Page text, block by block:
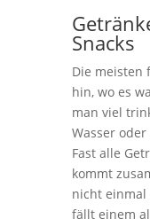
Snacks
Die meisten
hin, wo es
man viel
Wasser
Fast alle
kommt
nicht einmal
fällt einem